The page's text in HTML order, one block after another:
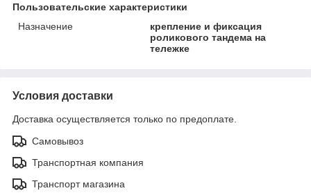
Пользовательские характеристики
Назначение
крепление и фиксация
роликового тандема на
тележке
Условия доставки
Доставка осуществляется только по предоплате.
Самовывоз
Транспортная компания
Транспорт магазина